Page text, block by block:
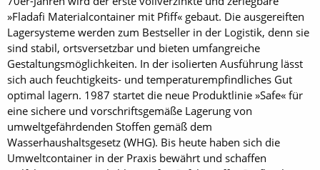
»Fladafi Materialcontainer mit Pfiff« gebaut. Die ausgereiften
Lagersysteme werden zum Bestseller in der Logistik, denn sie
sind stabil, ortsversetzbar und bieten umfangreiche
Gestaltungsmöglichkeiten. In der isolierten Ausführung lässt
sich auch feuchtigkeits- und temperaturempfindliches Gut
optimal lagern. 1987 startet die neue Produktlinie »Safe« für
eine sichere und vorschriftsgemäße Lagerung von
umweltgefährdenden Stoffen gemäß dem
Wasserhaushaltsgesetz (WHG). Bis heute haben sich die
Umweltcontainer in der Praxis bewährt und schaffen